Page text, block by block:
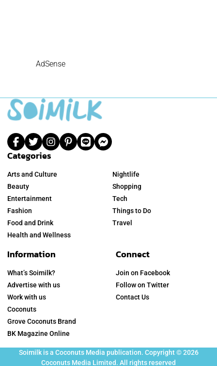
AdSense
Categories
Arts and Culture
Beauty
Entertainment
Fashion
Food and Drink
Health and Wellness
Nightlife
Shopping
Tech
Things to Do
Travel
Information
What’s Soimilk?
Advertise with us
Work with us
Coconuts
Grove Coconuts Brand
BK Magazine Online
Connect
Join on Facebook
Follow on Twitter
Contact Us
Soimilk is a Coconuts Media publication. Copyright © 2026
Coconuts Media Limited. All rights reserved